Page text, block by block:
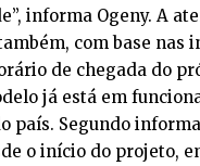
informa Ogeny. A
com base nas
de chegada do
já está em
país. Segundo
o início do projeto,